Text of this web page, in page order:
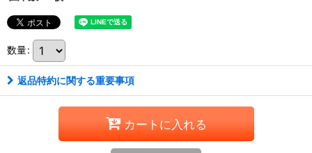
数量:
返品特約に関する重要事項
カートに入れる